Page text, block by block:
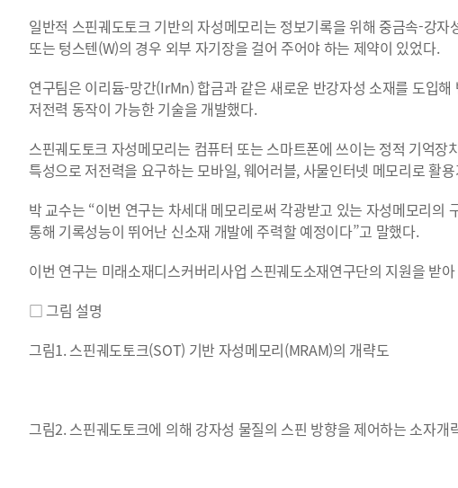
일반적 스핀궤도토크 기반의 자성메모리는 정보기록을 위해 중금속-강
또는 텅스텐(W)의 경우 외부 자기장을 걸어 주어야 하는 제약이 있었다.
연구팀은 이리듐-망간(IrMn) 합금과 같은 새로운 반강자성 소재를 도입
저전력 동작이 가능한 기술을 개발했다.
스핀궤도토크 자성메모리는 컴퓨터 또는 스마트폰에 쓰이는 정적 기억
특성으로 저전력을 요구하는 모바일, 웨어러블, 사물인터넷 메모리로 활
박 교수는 “이번 연구는 차세대 메모리로써 각광받고 있는 자성메모리
통해 기록성능이 뛰어난 신소재 개발에 주력할 예정이다”고 말했다.
이번 연구는 미래소재디스커버리사업 스핀궤도소재연구단의 지원을 받
□ 그림 설명
그림1. 스핀궤도토크(SOT) 기반 자성메모리(MRAM)의 개략도
그림2. 스핀궤도토크에 의해 강자성 물질의 스핀 방향을 제어하는 소자개